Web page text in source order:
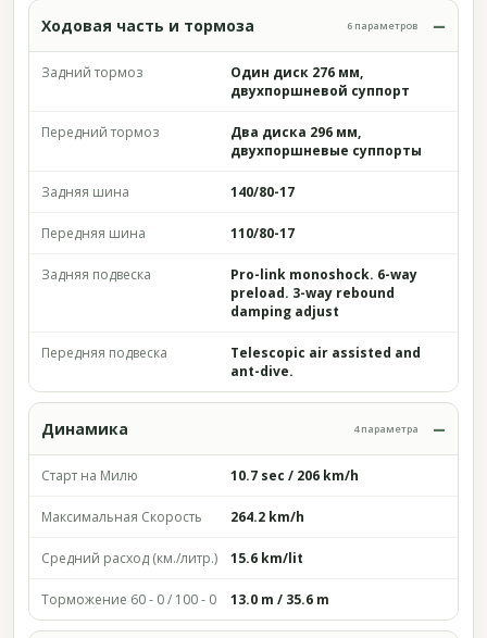
Ходовая часть и тормоза 6 параметров
Задний тормоз
Один диск 276 мм,
двухпоршневой суппорт
Передний тормоз
Два диска 296 мм,
двухпоршневые суппорты
Задняя шина 140/80-17
Передняя шина 110/80-17
Задняя подвеска
Pro-link monoshock. 6-way
preload. 3-way rebound
damping adjust
Передняя подвеска
Telescopic air assisted and
ant-dive.
Динамика 4 параметра
Старт на Милю 10.7 sec / 206 km/h
Максимальная Скорость 264.2 km/h
Средний расход (км./литр.) 15.6 km/lit
Торможение 60 - 0 / 100 - 0 13.0 m / 35.6 m